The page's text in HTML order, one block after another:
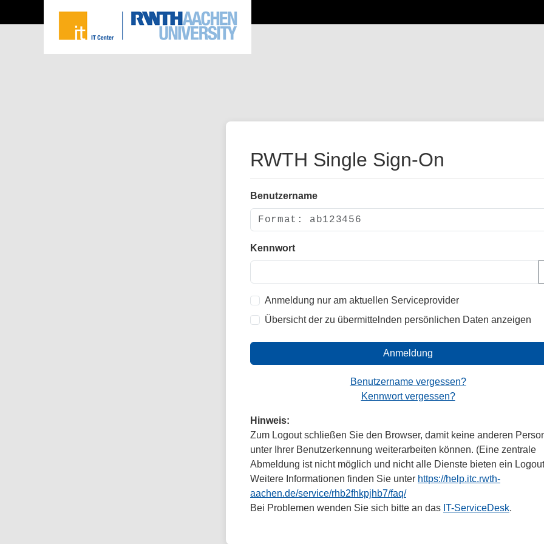
RWTH Single Sign-On
Benutzername
Kennwort
Anmeldung nur am aktuellen Serviceprovider
Übersicht der zu übermittelnden persönlichen Daten anzeigen
Anmeldung
Benutzername vergessen?
Kennwort vergessen?
Hinweis:
Zum Logout schließen Sie den Browser, damit keine anderen
unter Ihrer Benutzerkennung weiterarbeiten können. (Eine zentrale
Abmeldung ist nicht möglich und nicht alle Dienste bieten ein
Weitere Informationen finden Sie unter https://help.itc.rwth-
aachen.de/service/rhb2fhkpjhb7/faq/
Bei Problemen wenden Sie sich bitte an das IT-ServiceDesk.